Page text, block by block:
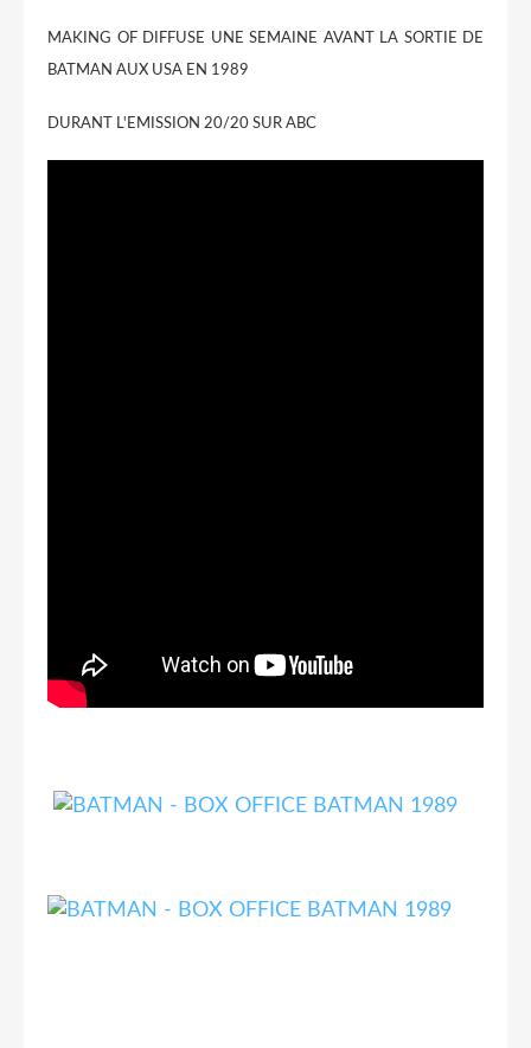
MAKING OF DIFFUSE UNE SEMAINE AVANT LA SORTIE DE
BATMAN AUX USA EN 1989
DURANT L'EMISSION 20/20 SUR ABC